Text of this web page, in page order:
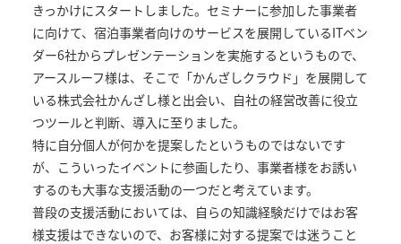
きっかけにスタートしました。セミナーに参加した事業者
に向けて、宿泊事業者向けのサービスを展開しているITベン
ダー6社からプレゼンテーションを実施するというもので、
アースルーフ様は、そこで「かんざしクラウド」を展開して
いる株式会社かんざし様と出会い、自社の経営改善に役立
つツールと判断、導入に至りました。
特に自分個人が何かを提案したというものではないです
が、こういったイベントに参画したり、事業者様をお誘い
するのも大事な支援活動の一つだと考えています。
普段の支援活動においては、自らの知識経験だけではお客
様支援はできないので、お客様に対する提案では迷うこと